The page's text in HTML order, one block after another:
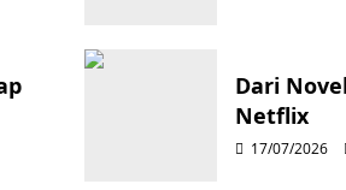
Dari
Netflix
17/07/2026